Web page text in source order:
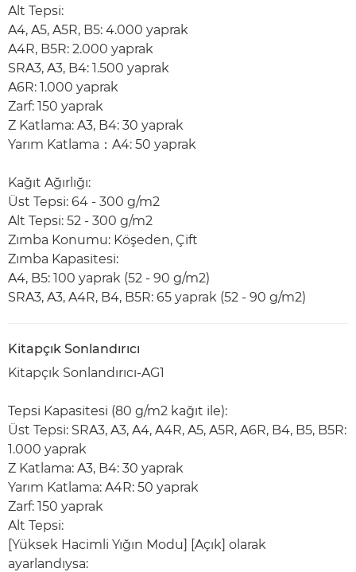
Alt Tepsi:
A4, A5, A5R, B5: 4.000 yaprak
A4R, B5R: 2.000 yaprak
SRA3, A3, B4: 1.500 yaprak
A6R: 1.000 yaprak
Zarf: 150 yaprak
Z Katlama: A3, B4: 30 yaprak
Yarım Katlama：A4: 50 yaprak
Kağıt Ağırlığı:
Üst Tepsi: 64 - 300 g/m2
Alt Tepsi: 52 - 300 g/m2
Zımba Konumu: Köşeden, Çift
Zımba Kapasitesi:
A4, B5: 100 yaprak (52 - 90 g/m2)
SRA3, A3, A4R, B4, B5R: 65 yaprak (52 - 90 g/m2)
Kitapçık Sonlandırıcı
Kitapçık Sonlandırıcı-AG1
Tepsi Kapasitesi (80 g/m2 kağıt ile):
Üst Tepsi: SRA3, A3, A4, A4R, A5, A5R, A6R, B4, B5, B5R:
1.000 yaprak
Z Katlama: A3, B4: 30 yaprak
Yarım Katlama: A4R: 50 yaprak
Zarf: 150 yaprak
Alt Tepsi:
[Yüksek Hacimli Yığın Modu] [Açık] olarak
ayarlandıysa: